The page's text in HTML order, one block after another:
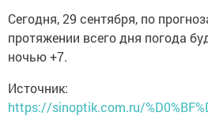
Сегодня, 29 сентября, по
протяжении всего дня погода
ночью +7.
Источник:
https://sinoptik.com.ru/